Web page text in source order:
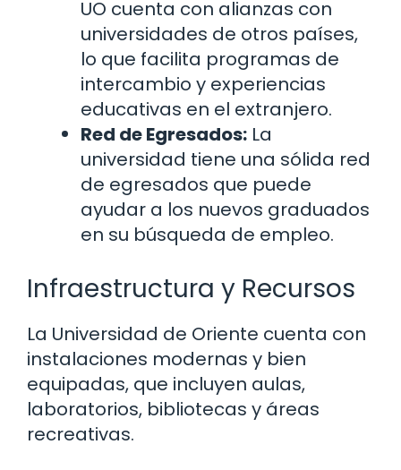
UO cuenta con alianzas con
universidades de otros países,
lo que facilita programas de
intercambio y experiencias
educativas en el extranjero.
Red de Egresados: La
universidad tiene una sólida red
de egresados que puede
ayudar a los nuevos graduados
en su búsqueda de empleo.
Infraestructura y Recursos
La Universidad de Oriente cuenta con
instalaciones modernas y bien
equipadas, que incluyen aulas,
laboratorios, bibliotecas y áreas
recreativas.